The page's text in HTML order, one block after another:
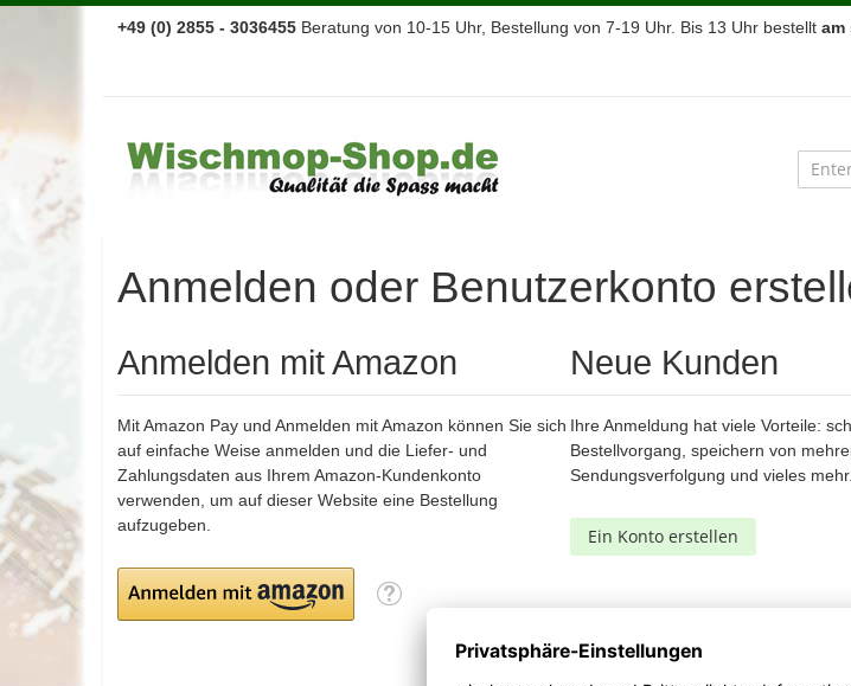
+49 (0) 2855 - 3036455 Beratung von 10-15 Uhr, Bestellung von 7-19 Uhr. Bis 13 Uhr bestellt am
Anmelden oder Benutzerkonto
Neue Kunden
Ihre Anmeldung hat viele Vorteile:
Bestellvorgang, speichern von
Sendungsverfolgung und vieles mehr.
Ein Konto erstellen
Anmelden mit Amazon
Mit Amazon Pay und Anmelden mit Amazon können Sie sich
auf einfache Weise anmelden und die Liefer- und
Zahlungsdaten aus Ihrem Amazon-Kundenkonto
verwenden, um auf dieser Website eine Bestellung
aufzugeben.